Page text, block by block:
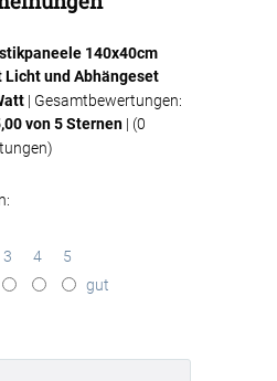
140x40cm
Licht und Abhängeset
| Gesamtbewertungen:
von 5 Sternen | (0
3 4
5
gut